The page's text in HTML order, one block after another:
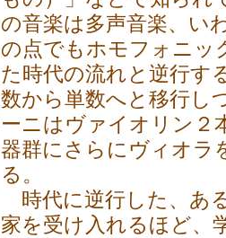
の音楽は多声音楽、い
の点でもホモフォニッ
た時代の流れと逆行す
数から単数へと移行し
ーニはヴァイオリン２
器群にさらにヴィオラ
る。
時代に逆行した、あ
家を受け入れるほど、